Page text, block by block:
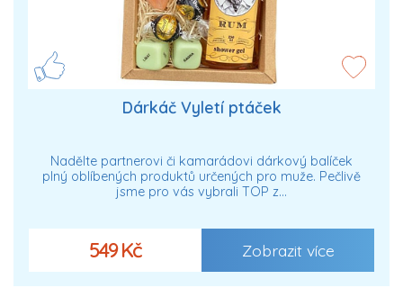
Dárkáč Vyletí ptáček
Nadělte partnerovi či kamarádovi dárkový balíček
plný oblíbených produktů určených pro muže. Pečlivě
jsme pro vás vybrali TOP z…
549 Kč Zobrazit více